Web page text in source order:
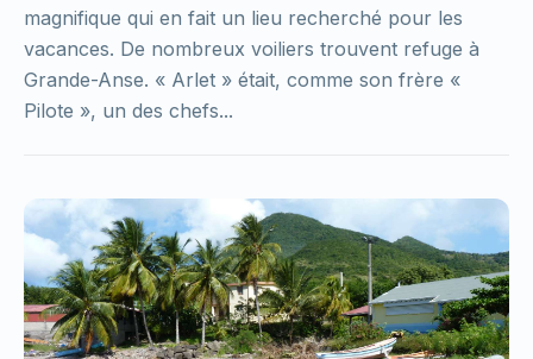
magnifique qui en fait un lieu recherché pour les
vacances. De nombreux voiliers trouvent refuge à
Grande-Anse. « Arlet » était, comme son frère «
Pilote », un des chefs...